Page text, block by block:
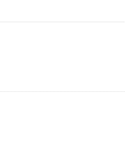
1942